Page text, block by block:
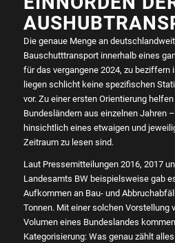
Die genaue Menge an
Bauschutttransport innerhalb eines
für das vergangene 2024, zu beziffern
liegen schlicht keine spezifischen
vor. Zu einer ersten Orientierung
Bundesländern aus einzelnen Jahren
hinsichtlich eines etwaigen und
Zeitraum zu lesen sind.
Laut Pressemitteilungen 2016, 2017
Landesamts BW beispielsweise gab
Aufkommen an Bau- und
Tonnen. Mit einer solchen Vorstellung
Volumen eines Bundeslandes
Kategorisierung: Was genau zählt